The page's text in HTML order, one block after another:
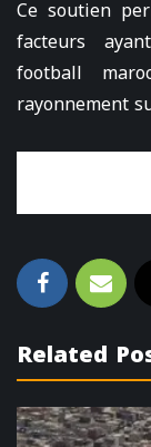
Ce soutien
facteurs
football
rayonnement
Related